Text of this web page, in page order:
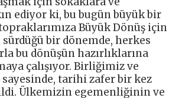
ediyor ki, bu bugün büyük bir
Büyük Dönüş için
sürdüğü bir dönemde, herkes
bu dönüşün hazırlıklarına
çalışıyor. Birliğimiz ve
tarihi zafer bir kez
Ülkemizin egemenliğinin ve